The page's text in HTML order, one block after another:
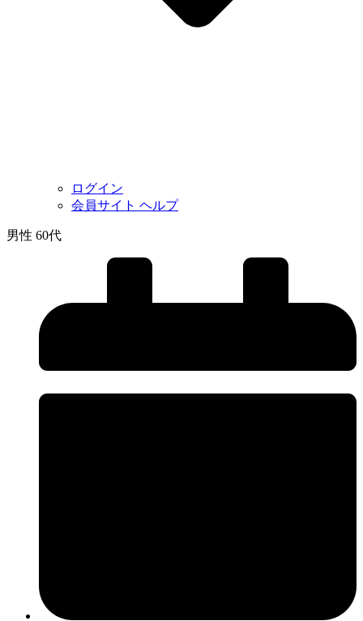
ログイン
会員サイト ヘルプ
男性 60代